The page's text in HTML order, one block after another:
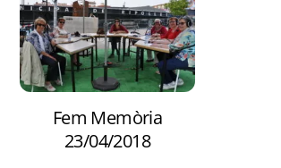
Fem Memòria
23/04/2018